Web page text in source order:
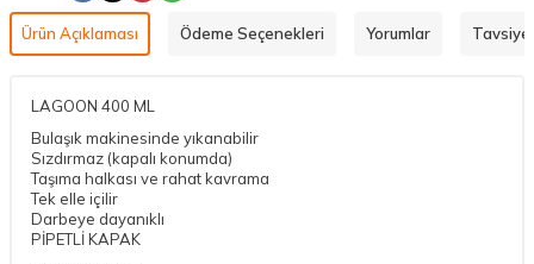
Ürün Açıklaması Ödeme Seçenekleri Yorumlar Tavsiye
LAGOON 400 ML
Bulaşık makinesinde yıkanabilir
Sızdırmaz (kapalı konumda)
Taşıma halkası ve rahat kavrama
Tek elle içilir
Darbeye dayanıklı
PİPETLİ KAPAK